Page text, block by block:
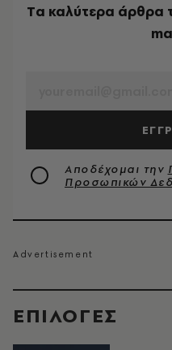
EΠΙΛΟΓΈΣ
Tα καλύτερα άρθρα
Αποδέχομαι την
Προσωπικών